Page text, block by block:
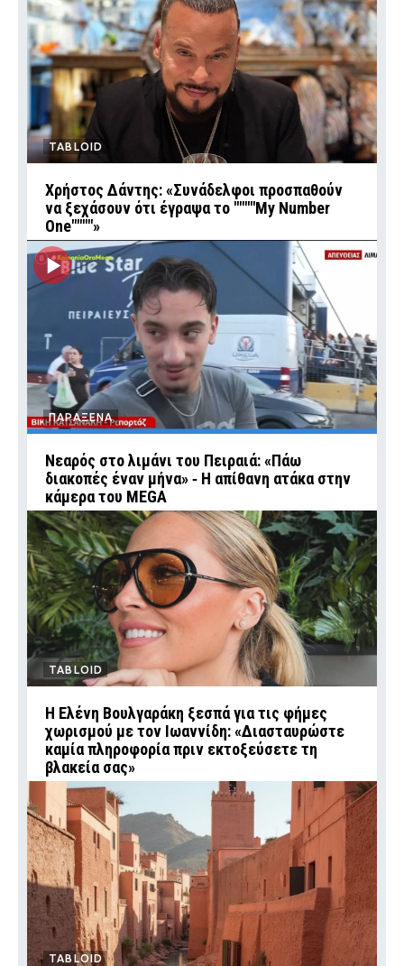
TABLOID
Χρήστος Δάντης: «Συνάδελφοι προσπαθούν
να ξεχάσουν ότι έγραψα το """"My Number
One""""»
ΠΑΡΑΞΕΝΑ
Νεαρός στο λιμάνι του Πειραιά: «Πάω
διακοπές έναν μήνα» ‑ Η απίθανη ατάκα στην
κάμερα του MEGA
TABLOID
Η Ελένη Βουλγαράκη ξεσπά για τις φήμες
χωρισμού με τον Ιωαννίδη: «Διασταυρώστε
καμία πληροφορία πριν εκτοξεύσετε τη
βλακεία σας»
TABLOID